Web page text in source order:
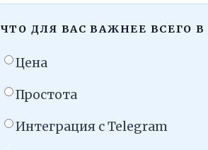
ЧТО ДЛЯ ВАС ВАЖНЕЕ ВСЕГО В
Цена
Простота
Интеграция с Telegram